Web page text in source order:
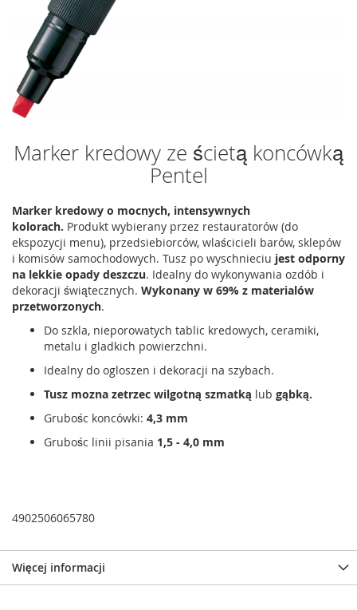
Marker kredowy ze ścietą koncówką
Pentel
Marker kredowy o mocnych, intensywnych
kolorach. Produkt wybierany przez restauratorów (do
ekspozycji menu), przedsiebiorców, wlaścicieli barów, sklepów
i komisów samochodowych. Tusz po wyschnieciu jest odporny
na lekkie opady deszczu. Idealny do wykonywania ozdób i
dekoracji świątecznych. Wykonany w 69% z materialów
przetworzonych.
Do szkla, nieporowatych tablic kredowych, ceramiki,
metalu i gladkich powierzchni.
Idealny do ogloszen i dekoracji na szybach.
Tusz mozna zetrzec wilgotną szmatką lub gąbką.
Grubośc koncówki: 4,3 mm
Grubośc linii pisania 1,5 - 4,0 mm
4902506065780
Więcej informacji